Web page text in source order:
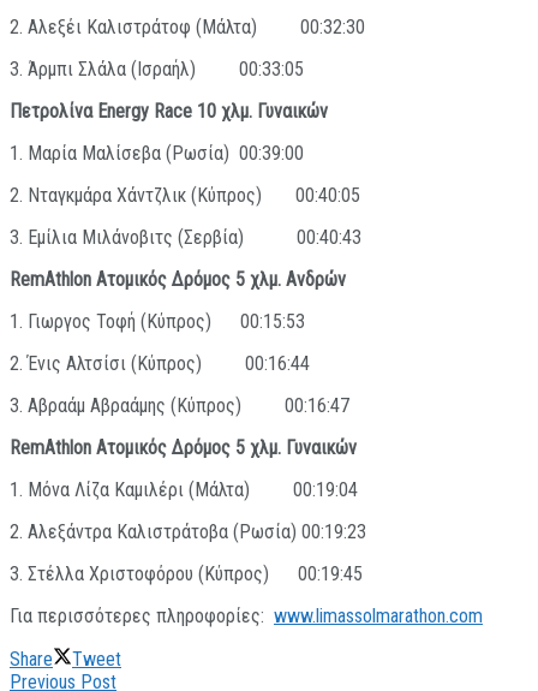
2. Αλεξέι Καλιστράτοφ (Μάλτα) 00:32:30
3. Άρμπι Σλάλα (Ισραήλ) 00:33:05
Πετρολίνα Energy Race 10 χλμ. Γυναικών
1. Μαρία Μαλίσεβα (Ρωσία) 00:39:00
2. Νταγκμάρα Χάντζλικ (Κύπρος) 00:40:05
3. Εμίλια Μιλάνοβιτς (Σερβία) 00:40:43
RemAthlon Ατομικός Δρόμος 5 χλμ. Ανδρών
1. Γιωργος Τοφή (Κύπρος) 00:15:53
2. Ένις Αλτσίσι (Κύπρος) 00:16:44
3. Αβραάμ Αβραάμης (Κύπρος) 00:16:47
RemAthlon Ατομικός Δρόμος 5 χλμ. Γυναικών
1. Μόνα Λίζα Καμιλέρι (Μάλτα) 00:19:04
2. Αλεξάντρα Καλιστράτοβα (Ρωσία) 00:19:23
3. Στέλλα Χριστοφόρου (Κύπρος) 00:19:45
Για περισσότερες πληροφορίες: www.limassolmarathon.com
Share
Tweet
Previous Post